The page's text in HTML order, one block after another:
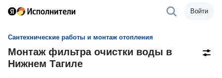
Войти
Сантехнические работы и монтаж отопления
Монтаж фильтра очистки воды в
Нижнем Тагиле